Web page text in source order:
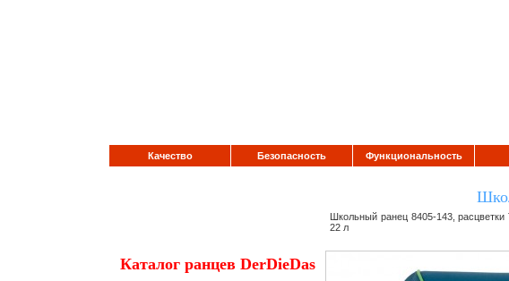
Качество Безопасность Функциональность
Каталог ранцев DerDieDas
Школьный ранец 8405-143,
22 л